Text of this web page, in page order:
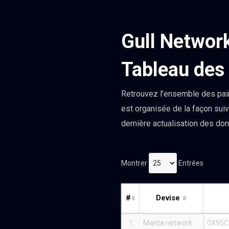
Gull
Tableau
Retrouvez l’ensemble des
est organisée de la façon
dernière actualisation des
Montrer Entrées
# Devise
1 Manta network